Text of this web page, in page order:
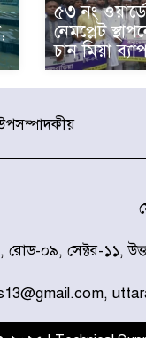
৫৩ নং
নেমপ্লেট
চান মিয়া
রোড-০৯, সেক্টর-১১,